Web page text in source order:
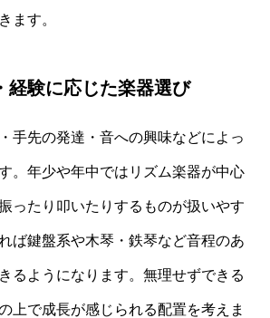
ます。
経験に応じた楽器選び
手先の発達・音への興味などによっ
。年少や年中ではリズム楽器が中心
ったり叩いたりするものが扱いやす
ば鍵盤系や木琴・鉄琴など音程のあ
るようになります。無理せずできる
上で成長が感じられる配置を考えま